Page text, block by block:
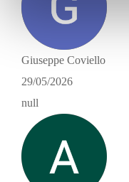
Giuseppe Coviello
29/05/2026
null